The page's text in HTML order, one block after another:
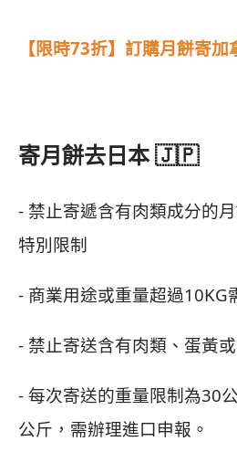
【限時73折】訂購月餅寄加
寄月餅去日本 🇯🇵
- 禁止寄遞含有肉類成分的
特別限制
- 商業用途或重量超過10KG
- 禁止寄送含有肉類、蛋黃
- 每次寄送的重量限制為30
公斤，需辦理進口申報。